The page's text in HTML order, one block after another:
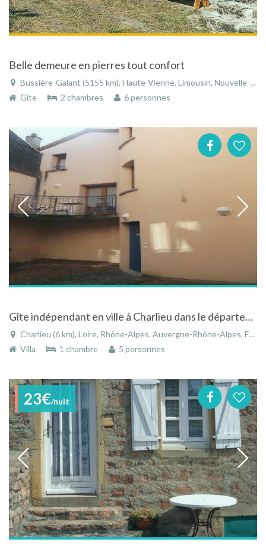
Belle demeure en pierres tout confort
Bussière-Galant (5155 km), Haute-Vienne, Limousin, Nouvelle-Aquitaine, France
Gîte
2 chambres 6 personnes
Gîte indépendant en ville à Charlieu dans le département de la Loire
Charlieu (6 km), Loire, Rhône-Alpes, Auvergne-Rhône-Alpes, France
Villa
1 chambre 5 personnes
23€/nuit